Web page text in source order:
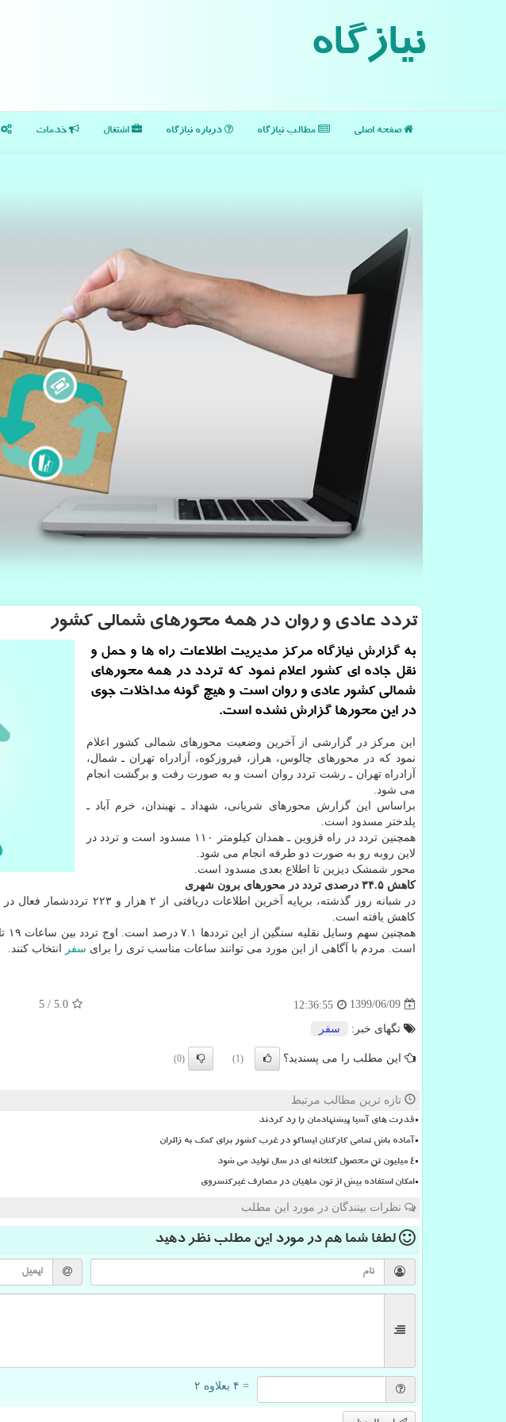
نیازگاه
صفحه اصلی مطالب نیازگاه درباره نیازگاه اشتغال خدمات
تردد عادی و روان در همه محورهای شمالی كشور
به گزارش نیازگاه مركز مدیریت اطلاعات راه ها و حمل و
نقل جاده ای كشور اعلام نمود كه تردد در همه محورهای
شمالی كشور عادی و روان است و هیچ گونه مداخلات جوی
در این محورها گزارش نشده است.
این مرکز در گزارشی از آخرین وضعیت محورهای شمالی کشور اعلام
نمود که در محورهای چالوس، هراز، فیروزکوه، آزادراه تهران ـ شمال،
آزادراه تهران ـ رشت تردد روان است و به صورت رفت و برگشت انجام
می شود.
براساس این گزارش محورهای شریانی، شهداد ـ نهبندان، خرم آباد ـ
پلدختر مسدود است.
همچنین تردد در راه قزوین ـ همدان کیلومتر ۱۱۰ مسدود است و تردد در
لاین روبه رو به صورت دو طرفه انجام می شود.
محور شمشک دیزین تا اطلاع بعدی مسدود است.
کاهش ۳۴.۵ درصدی تردد در محورهای برون شهری
کاهش یافته است.
است. مردم با آگاهی از این مورد می توانند ساعات مناسب تری را برای سفر انتخاب کنند.
1399/06/09
12:36:55
5.0
/
5
تگهای خبر: سفر
این مطلب را می پسندید؟ (1)
(0)
تازه ترین مطالب مرتبط
قدرت های آسیا پیشنهادمان را رد کردند
آماده باش تمامی کارکنان ایساکو در غرب کشور برای کمک به زائران
4 میلیون تن محصول گلخانه ای در سال تولید می شود
امکان استفاده بیش از تون ماهیان در مصارف غیرکنسروی
نظرات بینندگان در مورد این مطلب
لطفا شما همدر مورد این مطلب نظر دهید
= ۴ بعلاوه ۲